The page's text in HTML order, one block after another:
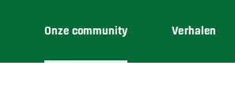
Onze community Verhalen